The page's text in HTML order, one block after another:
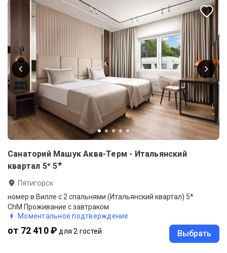
Санаторий Машук Аква-Терм - Итальянский
квартал 5* 5★
Пятигорск
номер в Вилле с 2 спальнями (Итальянский квартал) 5*
ChM Проживание с завтраком
Моментальное подтверждение
от 72 410 ₽ для 2 гостей Выбрать